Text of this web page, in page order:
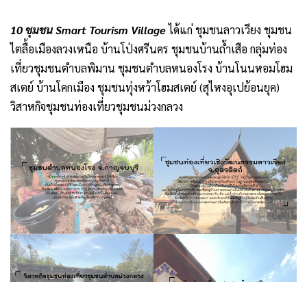
10 ชุมชน Smart Tourism Villageได้แก่ ชุมชนลาวเวียง ชุมชน
ไตลื้อเมืองลวงเหนือ บ้านโป่งศรีนคร ชุมชนบ้านถ้ำเสือ กลุ่มท่อง
เที่ยวชุมชนตำบลพิมาน ชุมชนตำบลหนองโรง บ้านโนนหอมโฮม
สเตย์ บ้านโคกเมือง ชุมชนทุ่งหว้าโฮมสเตย์ (สุไหงอุเปย้อนยุค)
วิสาหกิจชุมชนท่องเที่ยวชุมชนม่วงกลวง